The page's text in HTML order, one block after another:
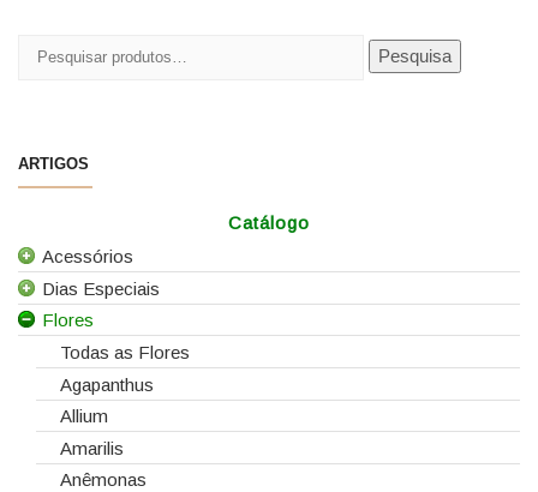
Pesquisar
Pesquisa
ARTIGOS
Catálogo
Acessórios
Todos os Acessórios
Alfinetes
Arames
Caixas e Sacos
Cartões e Etiquetas
Cola Fria
Corantes
Dias Especiais
25 de Abril
Casamentos
Dia da Mãe
Dia da Mulher
Dia de Todos os Santos (1 de Novembro)
Dia dos Namorados
Flores
Todas as Flores
Agapanthus
Allium
Amarilis
Anêmonas